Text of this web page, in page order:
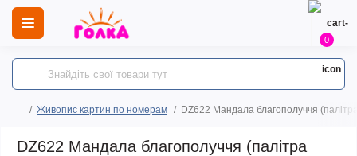
0
Живопис картин по номерам DZ622 Мандала благополуччя
DZ622 Мандала благополуччя (палітра